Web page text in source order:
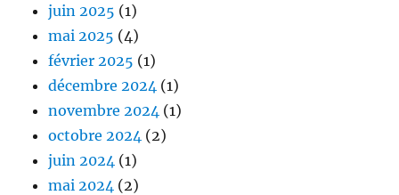
juin 2025 (1)
mai 2025 (4)
février 2025 (1)
décembre 2024 (1)
novembre 2024 (1)
octobre 2024 (2)
juin 2024 (1)
mai 2024 (2)